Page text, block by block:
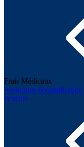
Frais Médicaux
Assurance hospitalisation
dentaire